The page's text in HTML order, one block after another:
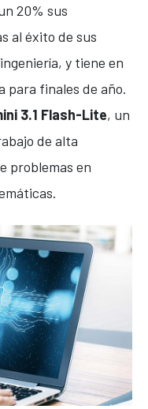
20% sus
al éxito de sus
y tiene en
para finales de año.
3.1 Flash-Lite, un
de alta
problemas en